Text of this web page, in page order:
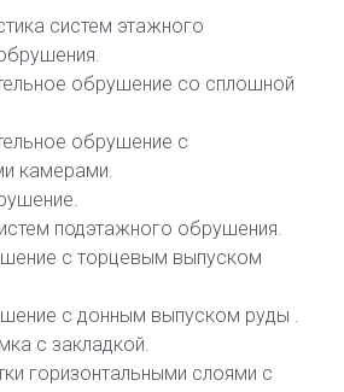
систем этажного
обрушение со сплошной
обрушение с
камерами.
подэтажного обрушения.
с торцевым выпуском
с донным выпуском руды .
с закладкой.
горизонтальными слоями с